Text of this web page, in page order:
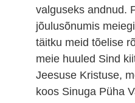
valguseks andnud.
jõulusõnumis
täitku meid tõelise
meie huuled Sind
Jeesuse Kristuse,
koos Sinuga Püha